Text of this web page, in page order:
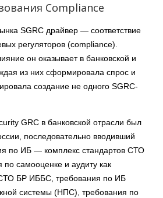
Compliance
SGRC драйвер — соответствие
регуляторов (compliance).
он оказывает в банковской и
из них сформировала спрос и
создание не одного SGRC-
GRC в банковской отрасли был
последовательно вводивший
по ИБ — комплекс стандартов СТО
самооценке и аудиту как
БР ИББС, требования по ИБ
системы (НПС), требования по